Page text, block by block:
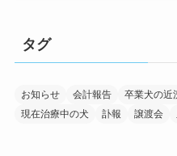
タグ
お知らせ 会計報告 卒業犬の近
現在治療中の犬
訃報 譲渡会